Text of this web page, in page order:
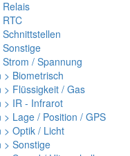
/ Spannung
Biometrisch
> Flüssigkeit / Gas
> IR - Infrarot
Lage / Position / GPS
> Optik / Licht
> Sonstige